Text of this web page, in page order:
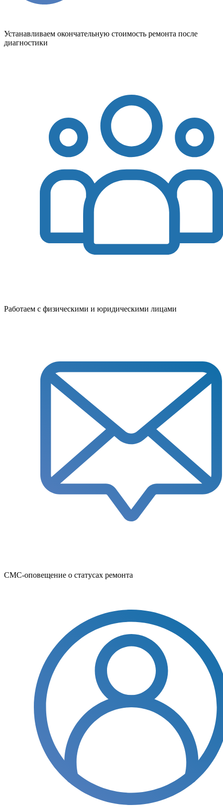
Устанавливаем окончательную стоимость ремонта после
диагностики
Работаем с физическими и юридическими лицами
СМС-оповещение о статусах ремонта